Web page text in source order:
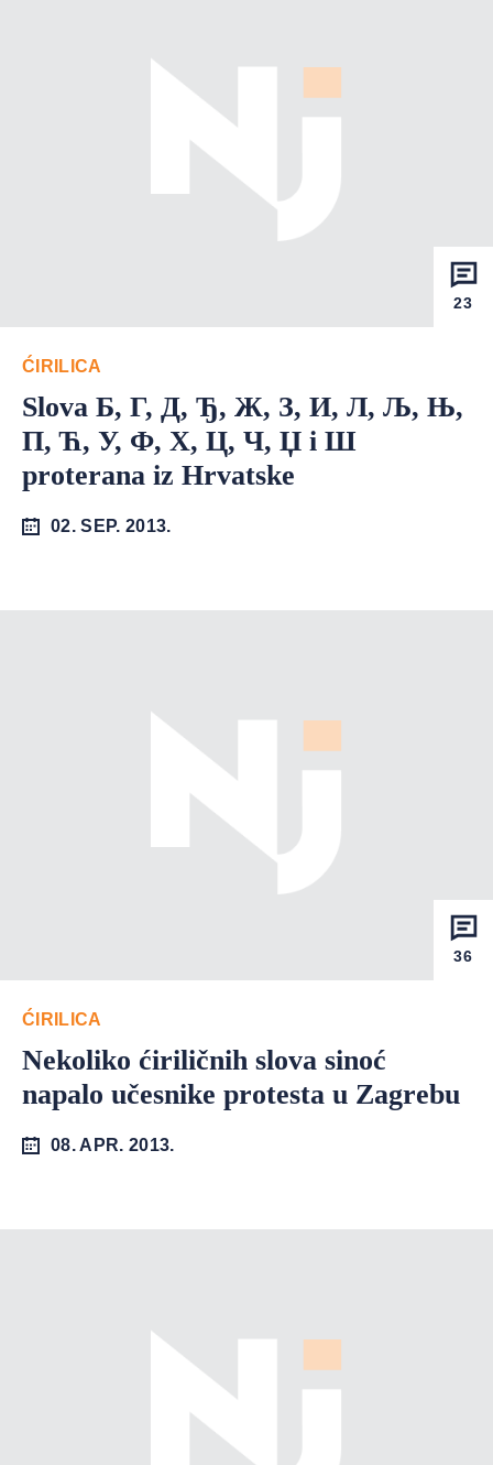
23
ĆIRILICA
Slova Б, Г, Д, Ђ, Ж, З, И, Л, Љ, Њ,
П, Ћ, У, Ф, Х, Ц, Ч, Џ i Ш
proterana iz Hrvatske
02. SEP. 2013.
36
ĆIRILICA
Nekoliko ćiriličnih slova sinoć
napalo učesnike protesta u Zagrebu
08. APR. 2013.